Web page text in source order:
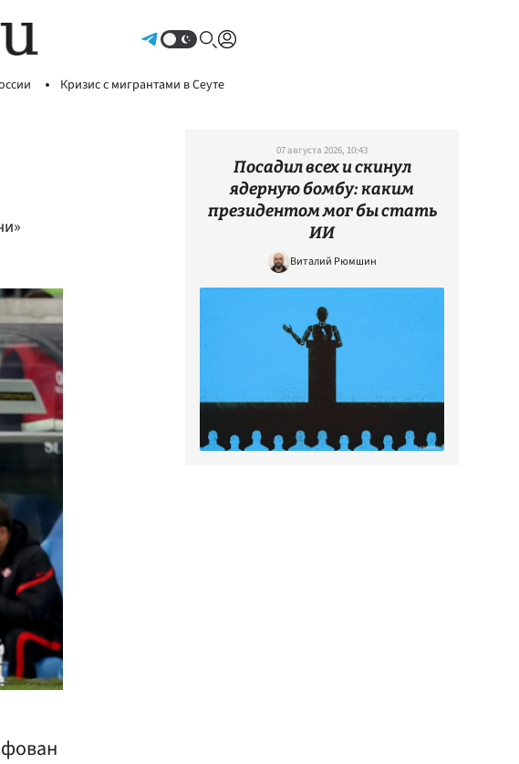
Кризис с мигрантами в Сеуте
07 августа 2026, 10:43
Посадил всех и скинул
ядерную бомбу: каким
президентом мог бы стать
ИИ
Виталий Рюмшин